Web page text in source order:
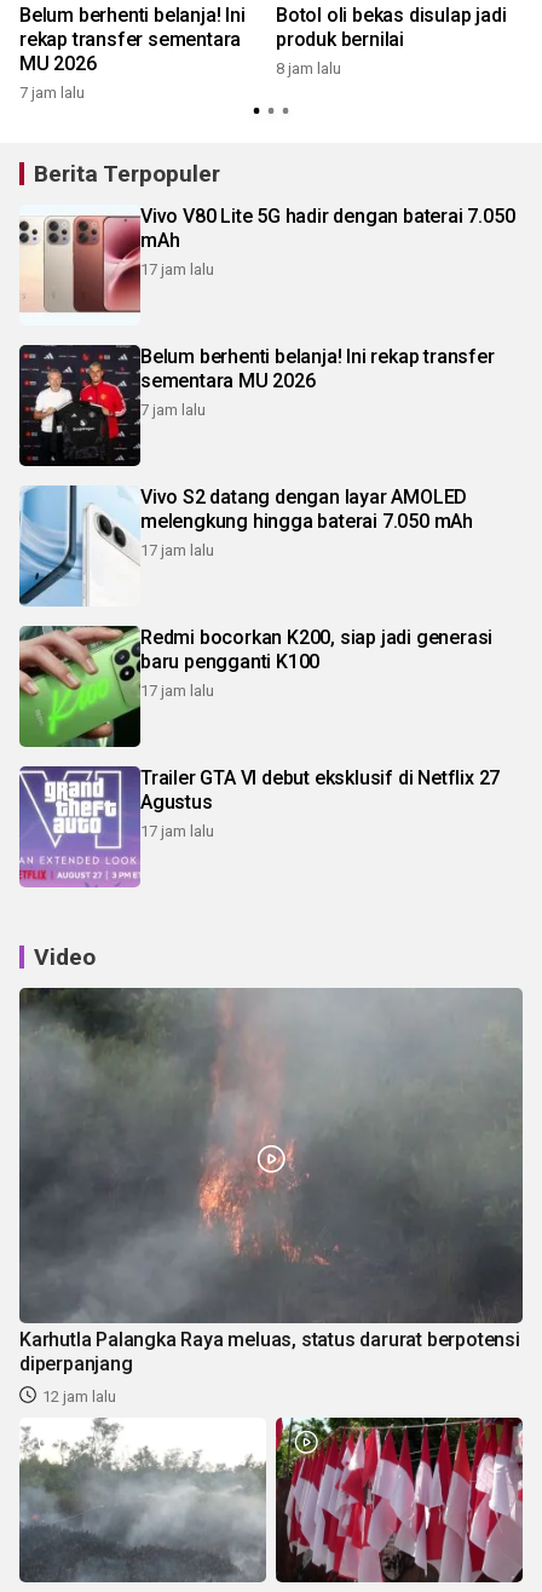
Belum berhenti belanja! Ini
rekap transfer sementara
MU 2026
7 jam lalu
Botol oli bekas disulap jadi
produk bernilai
8 jam lalu
Berita Terpopuler
Vivo V80 Lite 5G hadir dengan baterai 7.050
mAh
17 jam lalu
Belum berhenti belanja! Ini rekap transfer
sementara MU 2026
7 jam lalu
Vivo S2 datang dengan layar AMOLED
melengkung hingga baterai 7.050 mAh
17 jam lalu
Redmi bocorkan K200, siap jadi generasi
baru pengganti K100
17 jam lalu
Trailer GTA VI debut eksklusif di Netflix 27
Agustus
17 jam lalu
Video
Karhutla Palangka Raya meluas, status darurat berpotensi
diperpanjang
12 jam lalu